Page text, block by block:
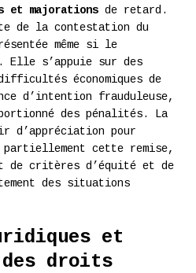
et majorations de retard.
de la contestation du
même si le
Elle s’appuie sur des
économiques de
d’intention frauduleuse,
des pénalités. La
d’appréciation pour
partiellement cette remise,
de critères d’équité et de
des situations
et
droits